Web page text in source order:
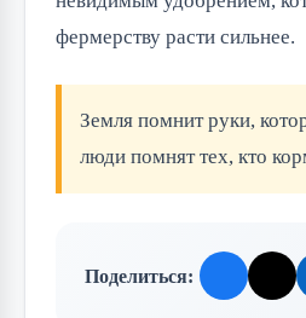
фермерству расти сильнее.
Земля помнит руки,
люди помнят тех, кто
Поделиться: